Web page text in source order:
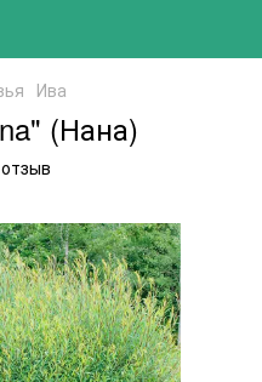
Ива
(Нана)